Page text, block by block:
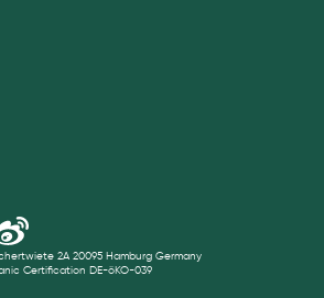
2A 20095 Hamburg Germany
Certification DE-öKO-039